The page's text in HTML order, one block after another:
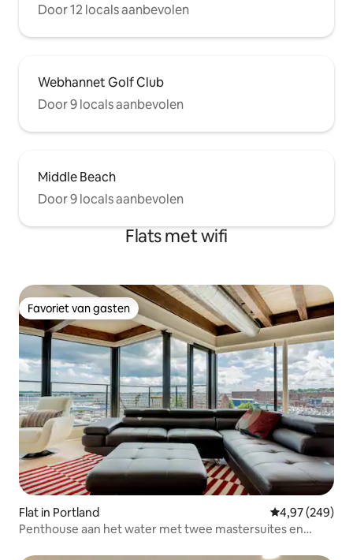
Door 12 locals aanbevolen
Webhannet Golf Club
Door 9 locals aanbevolen
Middle Beach
Door 9 locals aanbevolen
Flats met wifi
Favoriet van gasten
Favoriet van gasten
Flat in Portland Gemiddelde
4,97 (249)
Penthouse aan het water met twee mastersuites en